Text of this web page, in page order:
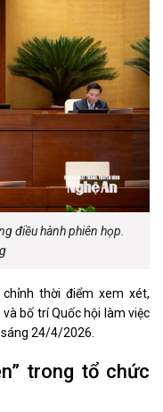
điều hành phiên họp.
thời điểm xem xét,
bố trí Quốc hội làm việc
24/4/2026.
trong tổ chức